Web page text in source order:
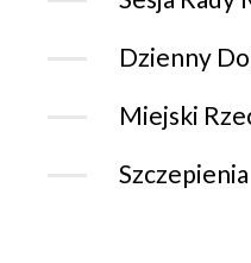
Dzienny
Miejski
Szczepienia